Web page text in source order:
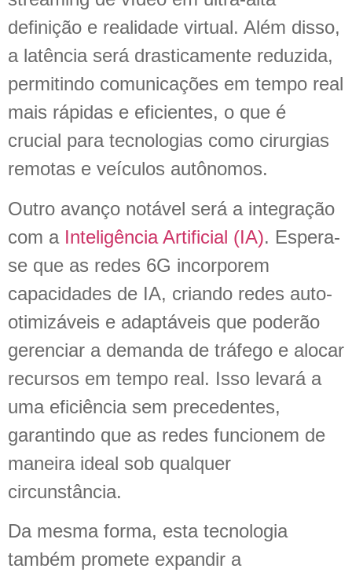
definição e realidade virtual. Além disso,
a latência será drasticamente reduzida,
permitindo comunicações em tempo real
mais rápidas e eficientes, o que é
crucial para tecnologias como cirurgias
remotas e veículos autônomos.
Outro avanço notável será a integração
com a Inteligência Artificial (IA). Espera-
se que as redes 6G incorporem
capacidades de IA, criando redes auto-
otimizáveis e adaptáveis que poderão
gerenciar a demanda de tráfego e alocar
recursos em tempo real. Isso levará a
uma eficiência sem precedentes,
garantindo que as redes funcionem de
maneira ideal sob qualquer
circunstância.
Da mesma forma, esta tecnologia
também promete expandir a